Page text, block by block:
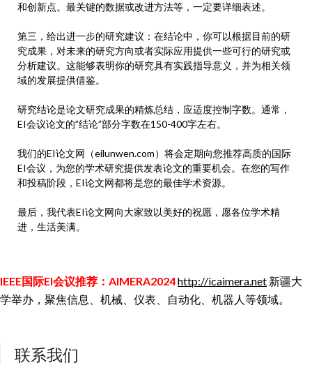
和创新点。最关键的数据或改进方法等，一定要详细表述。
第三，给出进一步的研究建议：在结论中，你可以根据目前的研
究成果，对未来的研究方向或者实际应用提供一些可行的研究或
分析建议。这能够表明你的研究具有实践指导意义，并为相关领
域的发展提供借鉴。
研究结论是论文研究成果的精炼总结，应适度控制字数。通常，
EI会议论文的”结论”部分字数在150-400字左右。
我们的EI论文网（eilunwen.com）将会定期向您推荐高质的国际
EI会议，为您的学术研究提供发表论文的重要机会。在您的写作
和投稿阶段，EI论文网都将是您的最佳学术资源。
最后，我代表EI论文网向大家致以美好的祝愿，愿各位学术精
进，生活美满。
IEEE国际EI会议推荐：AIMERA2024http://icaimera.net 新疆大
学举办，聚焦信息、机械、仪表、自动化、机器人等领域。
联系我们